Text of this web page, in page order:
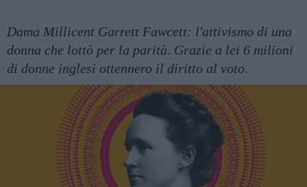
Dama Millicent Garrett Fawcett: l'attivismo di una
donna che lottò per la parità. Grazie a lei 6 milioni
di donne inglesi ottennero il diritto al voto.